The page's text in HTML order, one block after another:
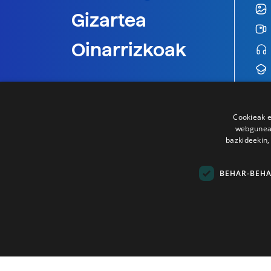
Gizartea
Oinarrizkoak
Cookieak
BEHAR-